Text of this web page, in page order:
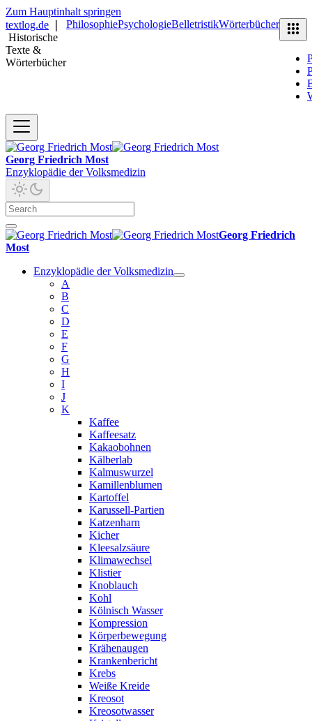
Zum Hauptinhalt springen
textlog.de
Historische
Texte &
Wörterbücher
PhilosophiePsychologieBelletristikWörterbücher
Georg Friedrich Most
Enzyklopädie der Volksmedizin
Georg Friedrich
Most
Enzyklopädie der Volksmedizin
A
B
C
D
E
F
G
H
I
J
K
Kaffee
Kaffeesatz
Kakaobohnen
Kälberlab
Kalmuswurzel
Kamillenblumen
Kartoffel
Karussell-Partien
Katzenharn
Kicher
Kleesalzsäure
Klimawechsel
Klistier
Knoblauch
Kohl
Kölnisch Wasser
Kompression
Körperbewegung
Krähenaugen
Krankenbericht
Krebs
Weiße Kreide
Kreosot
Kreosotwasser